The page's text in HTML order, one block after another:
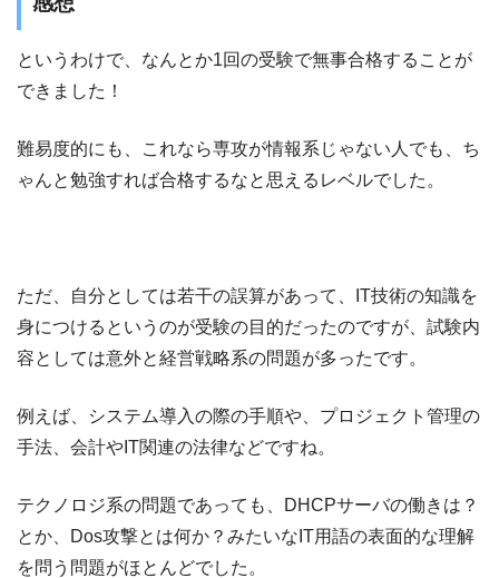
というわけで、なんとか1回の受験で無事合格することが
できました！
難易度的にも、これなら専攻が情報系じゃない人でも、ち
ゃんと勉強すれば合格するなと思えるレベルでした。
ただ、自分としては若干の誤算があって、IT技術の知識を
身につけるというのが受験の目的だったのですが、試験内
容としては意外と経営戦略系の問題が多ったです。
例えば、システム導入の際の手順や、プロジェクト管理の
手法、会計やIT関連の法律などですね。
テクノロジ系の問題であっても、DHCPサーバの働きは？
とか、Dos攻撃とは何か？みたいなIT用語の表面的な理解
を問う問題がほとんどでした。